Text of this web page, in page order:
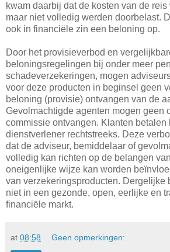
kwam daarbij dat de kosten van de
maar niet volledig werden doorbelast.
ook in financiële zin een beloning op.
Door het provisieverbod en
beloningsregelingen bij onder meer
schadeverzekeringen, mogen
voor deze producten in beginsel geen
beloning (provisie) ontvangen van de
Gevolmachtigde agenten mogen geen
commissie ontvangen. Klanten betalen
dienstverlener rechtstreeks. Deze
dat de adviseur, bemiddelaar of
volledig kan richten op de belangen
oneigenlijke wijze kan worden
van verzekeringsproducten. Dergelijke
niet in een gezonde, open, eerlijke en
financiële markt.
at 08:58 Geen opmerkingen: